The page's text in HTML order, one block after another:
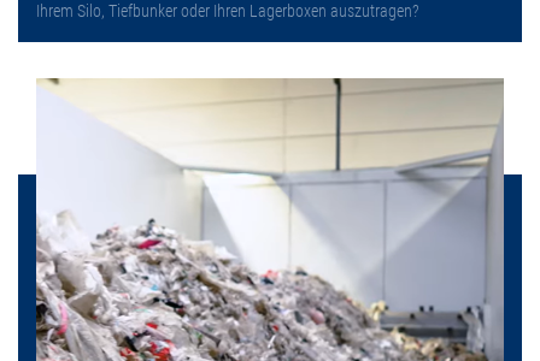
Ihrem Silo, Tiefbunker oder Ihren Lagerboxen auszutragen?